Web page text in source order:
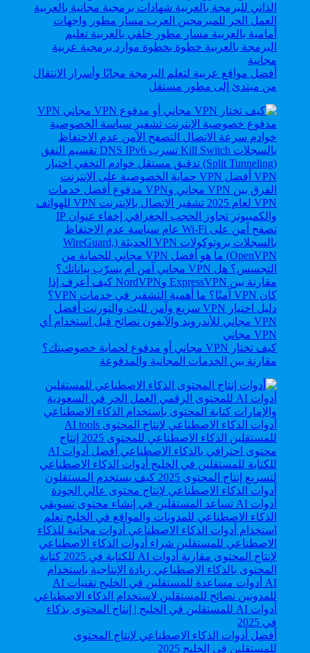
أفضل مواقع عربية لتعلم البرمجة مجانًا وأسرار الانتقال
من مبتدئ إلى مطور مستقل
كيف تختار VPN مجاني أو مدفوع لحماية خصوصيتك؟
مقارنة بين الخدمات المجانية والمدفوعة
أفضل أدوات الذكاء الاصطناعي لإنتاج المحتوى
للمستقلين في الخليج 2025